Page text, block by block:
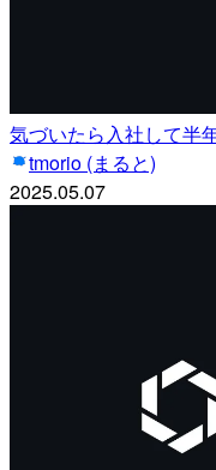
気づいたら入社して半
tmorio (まると)
2025.05.07